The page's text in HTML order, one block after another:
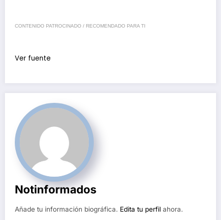
CONTENIDO PATROCINADO / RECOMENDADO PARA TI
Ver fuente
Notinformados
Añade tu información biográfica. Edita tu perfil ahora.